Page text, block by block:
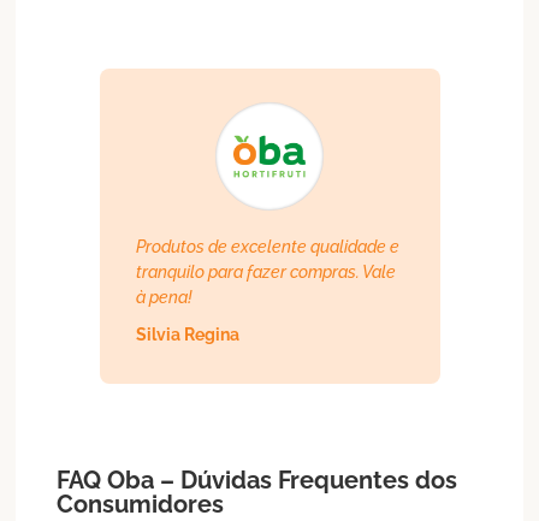
Produtos de excelente qualidade e
tranquilo para fazer compras. Vale
à pena!
Silvia Regina
FAQ Oba – Dúvidas Frequentes dos
Consumidores